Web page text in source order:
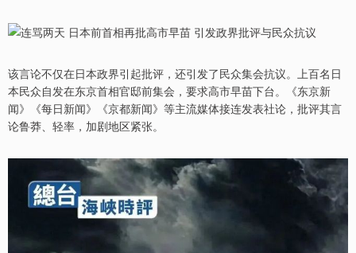
该言论不仅在日本政界引起批评，还引发了民众集会抗议。上百名日
本民众自发在东京首相官邸前集会，要求高市早苗下台。《东京新
闻》《每日新闻》《京都新闻》等主流媒体接连发表社论，批评其言
论鲁莽、轻率，加剧地区紧张。